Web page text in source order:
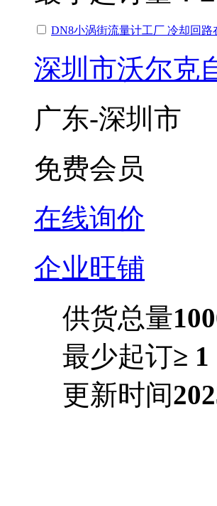
DN8小涡街流量计工厂 冷却回路
深圳市沃尔克
广东-深圳市
免费会员
在线询价
企业旺铺
供货总量
最少起订≥ 1
更新时间